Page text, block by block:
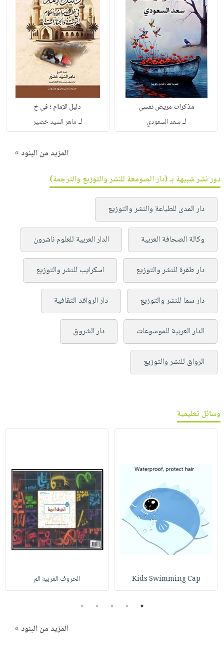
مذكرات مريض نفسي
لـسعد السعودي
دليل الإمام ؛ في خ
لـ ماهر السيد خضير
المزيد من البنود »
دور نشر شبيهة بـ (دار الصومعة للنشر والتوزيع والترجمة)
دار المدى للطباعة والنشر والتوزيع
وكالة الصحافة العربية الدار العربية للعلوم ناشرون
دار طفرة للنشر والتوزيع اسكرايب للنشر والتوزيع
دار سما للنشر والتوزيع دار الروافد الثقافية
الدار العربية للموسوعات دار الشروق
الرواق للنشر والتوزيع
وسائل تعليمية
Kids Swimming Cap الحروف العربية الم
1
2
3
4
5
المزيد من البنود »